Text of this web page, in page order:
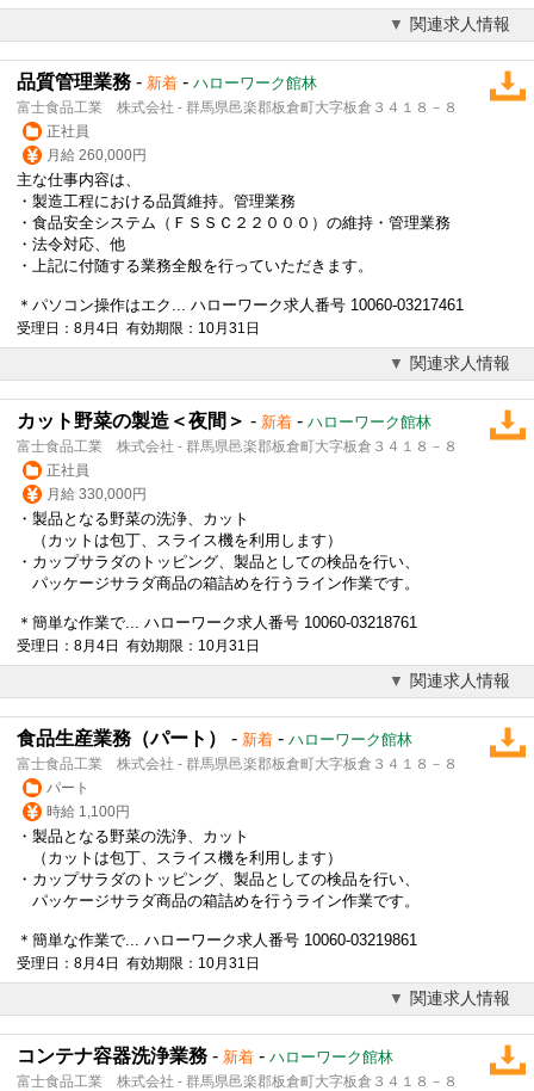
関連求人情報
品質管理業務 - 新着 - ハローワーク館林
富士食品工業 株式会社 - 群馬県邑楽郡板倉町大字板倉３４１８－８
正社員
月給 260,000円
主な仕事内容は、
・製造工程における品質維持。管理業務
・食品安全システム（ＦＳＳＣ２２０００）の維持・管理業務
・法令対応、他
・上記に付随する業務全般を行っていただきます。
＊パソコン操作はエク... ハローワーク求人番号 10060-03217461
受理日：8月4日 有効期限：10月31日
関連求人情報
カット野菜の製造＜夜間＞ - 新着 - ハローワーク館林
富士食品工業 株式会社 - 群馬県邑楽郡板倉町大字板倉３４１８－８
正社員
月給 330,000円
・製品となる野菜の洗浄、カット
（カットは包丁、スライス機を利用します）
・カップサラダのトッピング、製品としての検品を行い、
パッケージサラダ商品の箱詰めを行うライン作業です。
＊簡単な作業で... ハローワーク求人番号 10060-03218761
受理日：8月4日 有効期限：10月31日
関連求人情報
食品生産業務（パート） - 新着 - ハローワーク館林
富士食品工業 株式会社 - 群馬県邑楽郡板倉町大字板倉３４１８－８
パート
時給 1,100円
・製品となる野菜の洗浄、カット
（カットは包丁、スライス機を利用します）
・カップサラダのトッピング、製品としての検品を行い、
パッケージサラダ商品の箱詰めを行うライン作業です。
＊簡単な作業で... ハローワーク求人番号 10060-03219861
受理日：8月4日 有効期限：10月31日
関連求人情報
コンテナ容器洗浄業務 - 新着 - ハローワーク館林
富士食品工業 株式会社 - 群馬県邑楽郡板倉町大字板倉３４１８－８